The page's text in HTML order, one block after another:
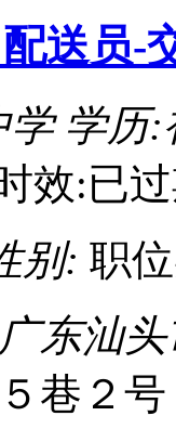
送员-
学 学历:
效:已
别: 职
东汕
巷２号